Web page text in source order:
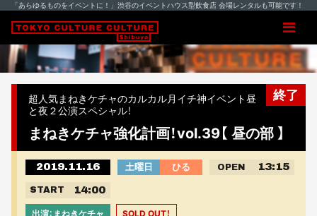
「あらゆるものをイベントに！」渋谷のイベントハウス型飲食店 会場レンタルも可能です！
終了
超人気まねきケチャのカルカル月イチ神イベント昼
と夜２公演スペシャル！
まねきケチャ強化計画！vol.39【 昼の部 】
2019.11.16 土曜日 ひる OPEN 13:15
START 14:00
出演：まねきケチャ SOLD OUT！